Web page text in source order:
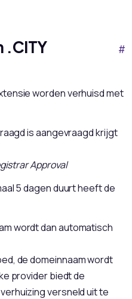
.CITY
#
worden verhuisd met
is aangevraagd krijgt
Approval
5 dagen duurt heeft de
wordt dan automatisch
de domeinnaam wordt
provider biedt de
versneld uit te